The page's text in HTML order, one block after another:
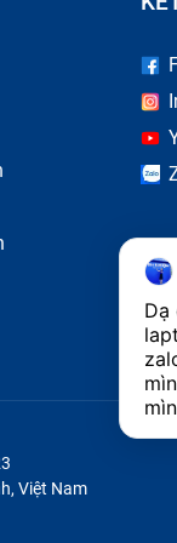
bàn
kiện
sử
như
thể
bạn
Việt Nam
Dạ